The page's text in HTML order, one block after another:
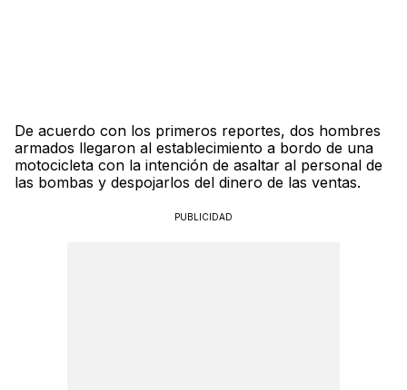
De acuerdo con los primeros reportes, dos hombres
armados llegaron al establecimiento a bordo de una
motocicleta con la intención de asaltar al personal de
las bombas y despojarlos del dinero de las ventas.
PUBLICIDAD